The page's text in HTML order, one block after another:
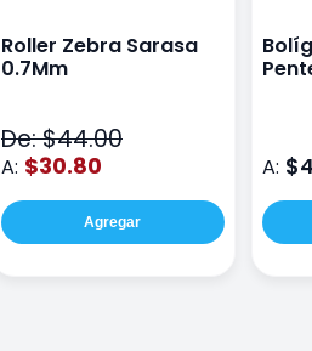
Roller Zebra Sarasa
0.7Mm
De: $44.00
A: $30.80
Agregar
A: